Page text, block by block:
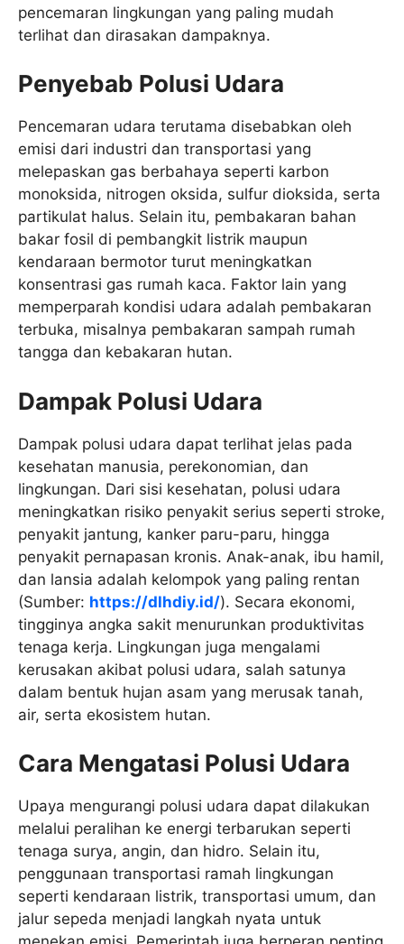
pencemaran lingkungan yang paling mudah
terlihat dan dirasakan dampaknya.
Penyebab Polusi Udara
Pencemaran udara terutama disebabkan oleh
emisi dari industri dan transportasi yang
melepaskan gas berbahaya seperti karbon
monoksida, nitrogen oksida, sulfur dioksida, serta
partikulat halus. Selain itu, pembakaran bahan
bakar fosil di pembangkit listrik maupun
kendaraan bermotor turut meningkatkan
konsentrasi gas rumah kaca. Faktor lain yang
memperparah kondisi udara adalah pembakaran
terbuka, misalnya pembakaran sampah rumah
tangga dan kebakaran hutan.
Dampak Polusi Udara
Dampak polusi udara dapat terlihat jelas pada
kesehatan manusia, perekonomian, dan
lingkungan. Dari sisi kesehatan, polusi udara
meningkatkan risiko penyakit serius seperti stroke,
penyakit jantung, kanker paru-paru, hingga
penyakit pernapasan kronis. Anak-anak, ibu hamil,
dan lansia adalah kelompok yang paling rentan
(Sumber: https://dlhdiy.id/). Secara ekonomi,
tingginya angka sakit menurunkan produktivitas
tenaga kerja. Lingkungan juga mengalami
kerusakan akibat polusi udara, salah satunya
dalam bentuk hujan asam yang merusak tanah,
air, serta ekosistem hutan.
Cara Mengatasi Polusi Udara
Upaya mengurangi polusi udara dapat dilakukan
melalui peralihan ke energi terbarukan seperti
tenaga surya, angin, dan hidro. Selain itu,
penggunaan transportasi ramah lingkungan
seperti kendaraan listrik, transportasi umum, dan
jalur sepeda menjadi langkah nyata untuk